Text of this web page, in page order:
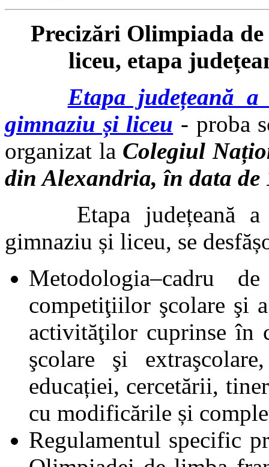
Precizări Olimpiada
liceu, etapa
Etapa județeană
gimnaziu și liceu - proba
organizat la Colegiul
din Alexandria, în data de
Etapa județeană a
gimnaziu și liceu, se
Metodologia–cadru
competiţiilor şcolare şi
activităţilor cuprinse în
şcolare şi
educației, cercetării,
cu modificările și
Regulamentul specific